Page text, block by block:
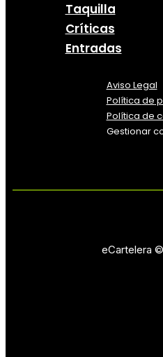
Taquilla
Críticas
Entradas
Aviso Legal
Política de
Política de
Gestionar
eCartelera